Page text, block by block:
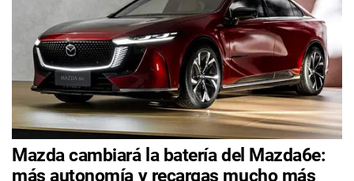
Mazda cambiará la batería del Mazda6e:
más autonomía y recargas mucho más